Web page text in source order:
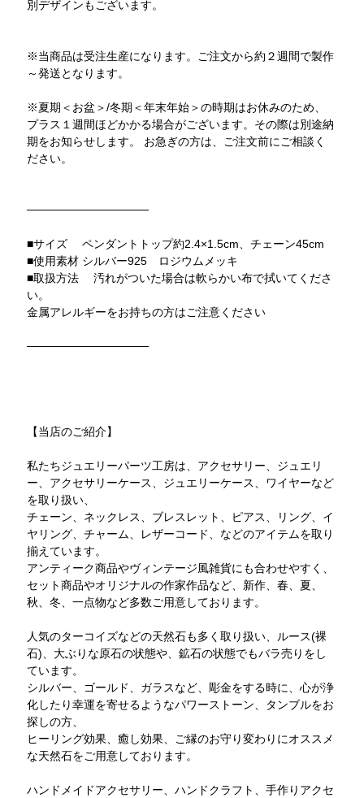
別デザインもございます。
※当商品は受注生産になります。ご注文から約２週間で製作
～発送となります。
※夏期＜お盆＞/冬期＜年末年始＞の時期はお休みのため、
プラス１週間ほどかかる場合がございます。その際は別途納
期をお知らせします。 お急ぎの方は、ご注文前にご相談く
ださい。
───────────────
■サイズ ペンダントトップ約2.4×1.5cm、チェーン45cm
■使用素材 シルバー925 ロジウムメッキ
■取扱方法 汚れがついた場合は軟らかい布で拭いてくださ
い。
金属アレルギーをお持ちの方はご注意ください
───────────────
【当店のご紹介】
私たちジュエリーパーツ工房は、アクセサリー、ジュエリ
ー、アクセサリーケース、ジュエリーケース、ワイヤーなど
を取り扱い、
チェーン、ネックレス、ブレスレット、ピアス、リング、イ
ヤリング、チャーム、レザーコード、などのアイテムを取り
揃えています。
アンティーク商品やヴィンテージ風雑貨にも合わせやすく、
セット商品やオリジナルの作家作品など、新作、春、夏、
秋、冬、一点物など多数ご用意しております。
人気のターコイズなどの天然石も多く取り扱い、ルース(裸
石)、大ぶりな原石の状態や、鉱石の状態でもバラ売りをし
ています。
シルバー、ゴールド、ガラスなど、彫金をする時に、心が浄
化したり幸運を寄せるようなパワーストーン、タンブルをお
探しの方、
ヒーリング効果、癒し効果、ご縁のお守り変わりにオススメ
な天然石をご用意しております。
ハンドメイドアクセサリー、ハンドクラフト、手作りアクセ